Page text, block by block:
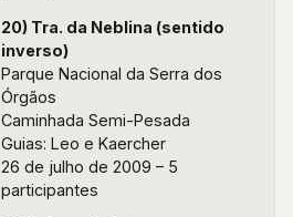
20) Tra. da Neblina (sentido
inverso)
Parque Nacional da Serra dos
Órgãos
Caminhada Semi-Pesada
Guias: Leo e Kaercher
26 de julho de 2009 – 5
participantes